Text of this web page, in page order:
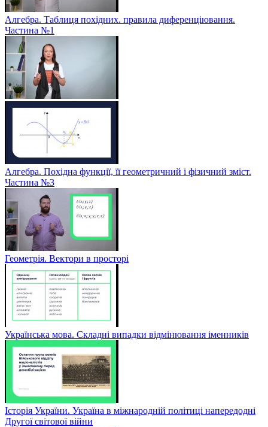
Алгебра. Таблиця похідних. правила диференціювання.
Частина №1
Алгебра. Похідна функції, її геометричний і фізичний зміст.
Частина №3
Геометрія. Вектори в просторі
Українська мова. Складні випадки відмінювання іменників
Історія України. Україна в міжнародній політиці напередодні
Другої світової війни